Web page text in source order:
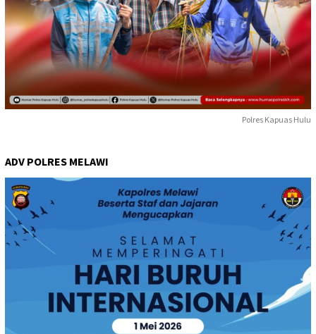
Polres Kapuas Hulu
ADV POLRES MELAWI